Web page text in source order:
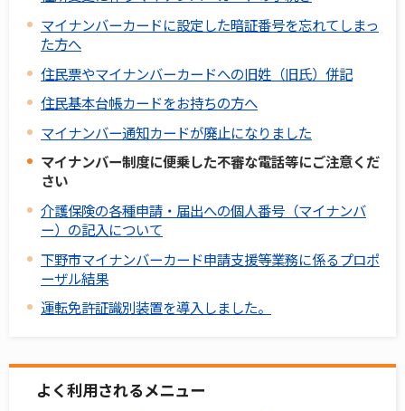
マイナンバーカードに設定した暗証番号を忘れてしまっ
た方へ
住民票やマイナンバーカードへの旧姓（旧氏）併記
住民基本台帳カードをお持ちの方へ
マイナンバー通知カードが廃止になりました
マイナンバー制度に便乗した不審な電話等にご注意くだ
さい
介護保険の各種申請・届出への個人番号（マイナンバ
ー）の記入について
下野市マイナンバーカード申請支援等業務に係るプロポ
ーザル結果
運転免許証識別装置を導入しました。
よく利用されるメニュー